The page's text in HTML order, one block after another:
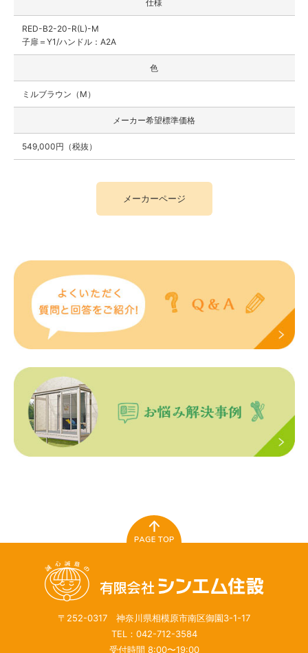
仕様
RED-B2-20-R(L)-M
子扉＝Y1/ハンドル：A2A
色
ミルブラウン（M）
メーカー希望標準価格
549,000円（税抜）
メーカーページ
〒252-0317 神奈川県相模原市南区御園3-1-17
TEL：042-712-3584
受付時間 8:00〜19:00